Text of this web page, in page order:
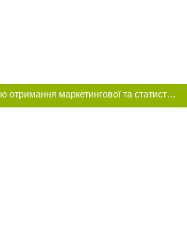
Цей сайт використовує «cookies». Також веб-сайт використовує інтернет-сервіс для збору технічних даних стосовно відвідувачів з метою отримання маркетингової та статистичної інформації. Умови обробки даних відвідувачів сайту див.